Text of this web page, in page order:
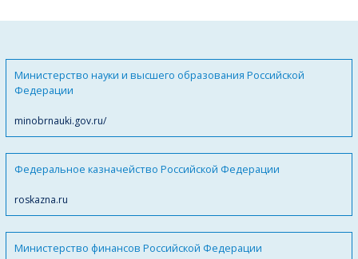
Министерство науки и высшего образования Российской
Федерации
minobrnauki.gov.ru/
Федеральное казначейство Российской Федерации
roskazna.ru
Министерство финансов Российской Федерации